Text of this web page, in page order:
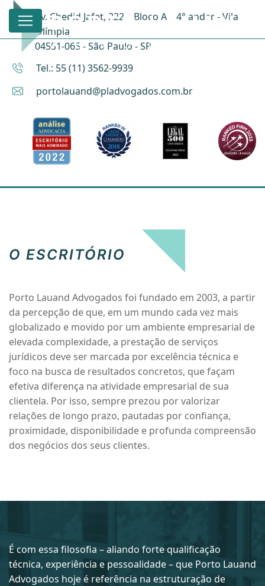
Av. Chedid Jafet, 222 – Bloco A – 4° andar - Vila
Olímpia
04551-065 - São Paulo - SP
Tel.: 55 (11) 3562-9939
portolauand@pladvogados.com.br
O ESCRITÓRIO
Porto Lauand Advogados foi fundado em 2003, a partir
da percepção de que, em um mundo cada vez mais
globalizado e movido por um ambiente empresarial de
elevada complexidade, a prestação de serviços
jurídicos deve ser marcada por excelência técnica e
foco na busca de resultados concretos, que façam
efetiva diferença na atividade empresarial de sua
clientela. Por isso, sempre prezou por valorizar
relações de longo prazo, pautadas por confiança,
proximidade, disponibilidade e profunda compreensão
dos negócios dos seus clientes.
É com essa filosofia – aliando forte qualificação
técnica, experiência e pessoalidade – que Porto Lauand
Advogados hoje é referência na estruturação de